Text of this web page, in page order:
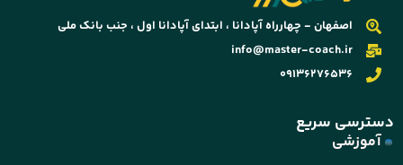
اصفهان - چهارراه آپادانا ، ابتدای آپادانا اول ، جنب بانک ملی
info@master-coach.ir
09136276536
دسترسی سریع
آموزشی